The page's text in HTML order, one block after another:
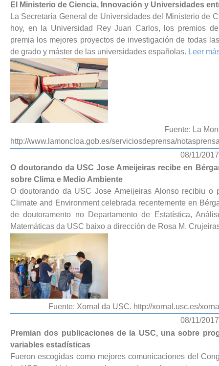
El Ministerio de Ciencia, Innovación y Universidades
La Secretaría General de Universidades del Ministerio de
hoy, en la Universidad Rey Juan Carlos, los premios
premia los mejores proyectos de investigación de todas
de grado y máster de las universidades españolas. Leer
Fuente: La
http://www.lamoncloa.gob.es/serviciosdeprensa/
08/11/2017
O doutorando da USC Jose Ameijeiras recibe en
sobre Clima e Medio Ambiente
O doutorando da USC Jose Ameijeiras Alonso recibiu o
Climate and Environment celebrada recentemente en
de doutoramento no Departamento de Estatística,
Matemáticas da USC baixo a dirección de Rosa M.
Fuente: Xornal da USC. http://xornal.usc.es/
08/11/2017
Premian dos publicaciones de la USC, una sobre
variables estadísticas
Fueron escogidas como mejores comunicaciones del